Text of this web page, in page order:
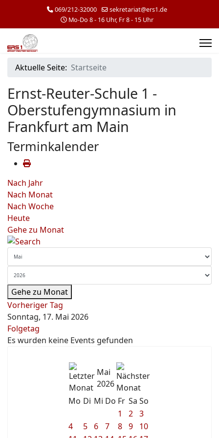
069/212-32000
sekretariat@ers1.de
Mo-Do 8 - 16 Uhr, Fr 8 - 15 Uhr
Aktuelle Seite: Startseite
Ernst-Reuter-Schule 1 -
Oberstufengymnasium in
Frankfurt am Main
Terminkalender
Nach Jahr
Nach Monat
Nach Woche
Heute
Gehe zu Monat
Gehe zu Monat
Vorheriger Tag
Sonntag, 17. Mai 2026
Folgetag
Es wurden keine Events gefunden
Mai
2026
Mo Di Mi Do Fr Sa So
1
2 3
4
5 6 7 8 9
10